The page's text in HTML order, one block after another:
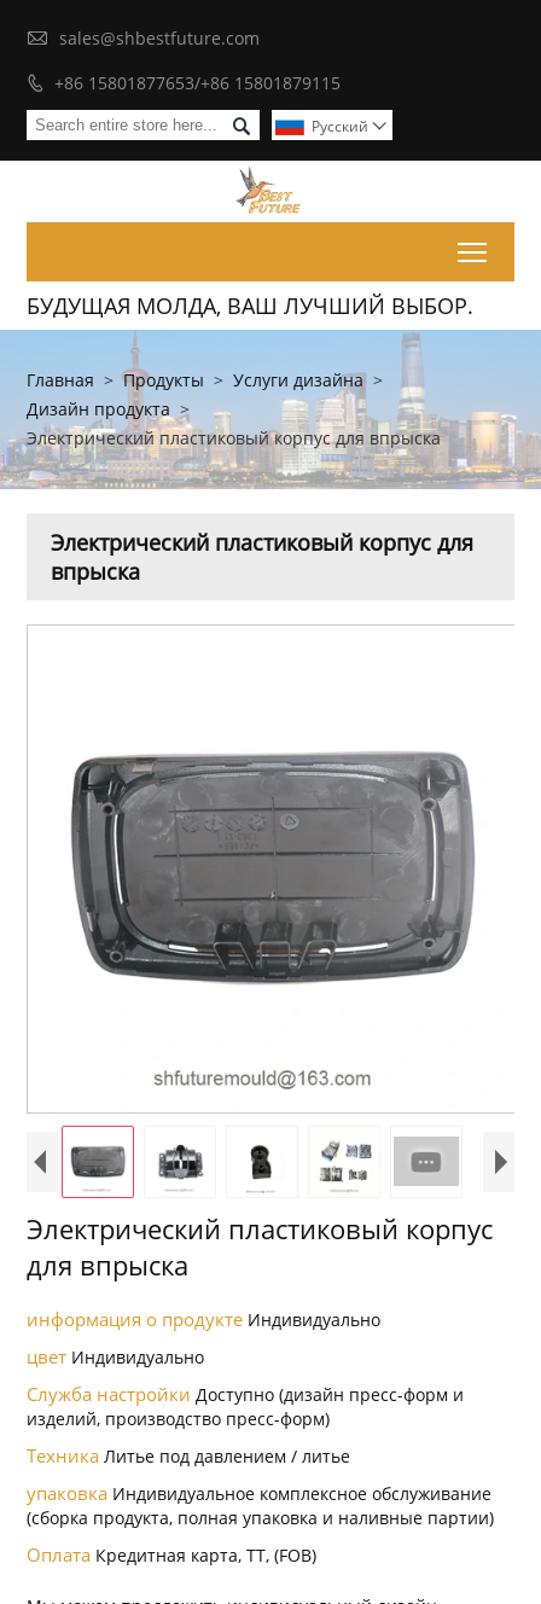
 sales@shbestfuture.com
 +86 15801877653/+86 15801879115
 Pусский 
БУДУЩАЯ МОЛДА, ВАШ ЛУЧШИЙ ВЫБОР.
Главная > Продукты > Услуги дизайна >
Дизайн продукта >
Электрический пластиковый корпус для впрыска
Электрический пластиковый корпус для
впрыска
Электрический пластиковый корпус
для впрыска
информация о продукте Индивидуально
цвет Индивидуально
Служба настройки Доступно (дизайн пресс-форм и
изделий, производство пресс-форм)
Техника Литье под давлением / литье
упаковка Индивидуальное комплексное обслуживание
(сборка продукта, полная упаковка и наливные партии)
Оплата Кредитная карта, TT, (FOB)